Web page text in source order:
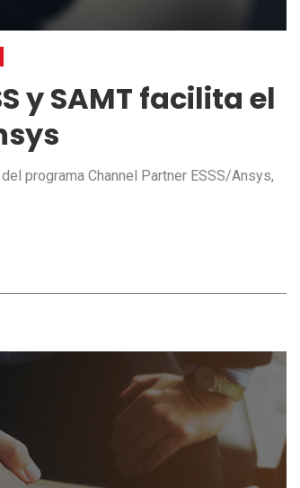
y SAMT facilita el
programa Channel Partner ESSS/Ansys,